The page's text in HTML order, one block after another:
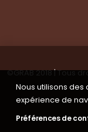
©GRAB 2018 | Tous
Nous utilisons
expérience de
Préférences de